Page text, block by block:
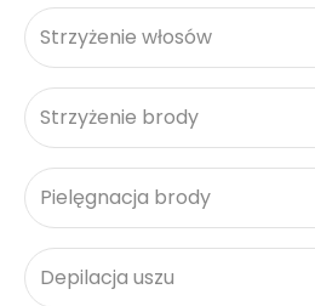
Strzyżenie włosów
Strzyżenie brody
Pielęgnacja brody
Depilacja uszu